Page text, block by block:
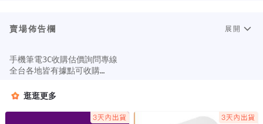
賣場佈告欄 展開
手機筆電3C收購估價詢問專線
全台各地皆有據點可收購
營業時間11:00~20:30
逛逛更多